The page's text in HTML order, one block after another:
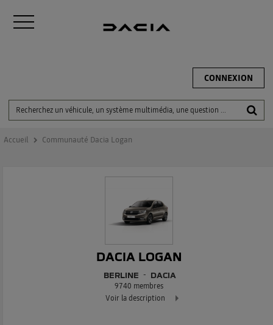
CONNEXION
Accueil Communauté Dacia Logan
DACIA LOGAN
BERLINE DACIA
9740 membres
Voir la description